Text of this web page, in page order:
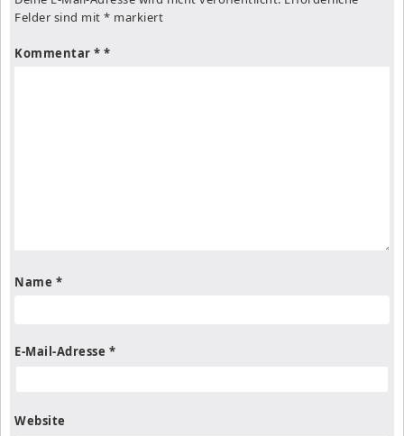
Felder sind mit * markiert
Kommentar *
Name *
E-Mail-Adresse *
Website